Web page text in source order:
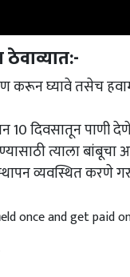
ठेवाव्यात:-
करून घ्यावे तसेच
10 दिवसातून
त्याला बांबूचा
व्यवस्थित करणे
once and get paid